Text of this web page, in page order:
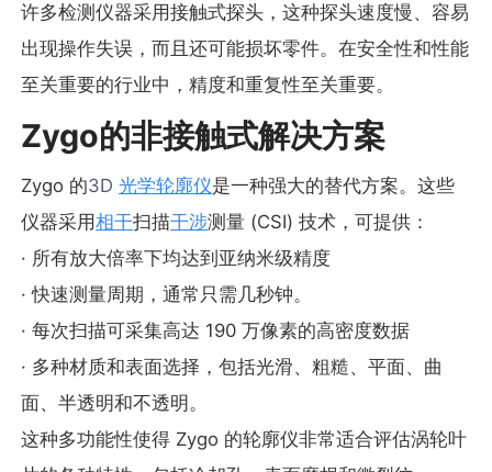
许多检测仪器采用接触式探头，这种探头速度慢、容易
出现操作失误，而且还可能损坏零件。在安全性和性能
至关重要的行业中，精度和重复性至关重要。
Zygo的非接触式解决方案
Zygo 的3D光学轮廓仪是一种强大的替代方案。这些
仪器采用相干扫描干涉测量 (CSI) 技术，可提供：
· 所有放大倍率下均达到亚纳米级精度
· 快速测量周期，通常只需几秒钟。
· 每次扫描可采集高达 190 万像素的高密度数据
· 多种材质和表面选择，包括光滑、粗糙、平面、曲
面、半透明和不透明。
这种多功能性使得 Zygo 的轮廓仪非常适合评估涡轮叶